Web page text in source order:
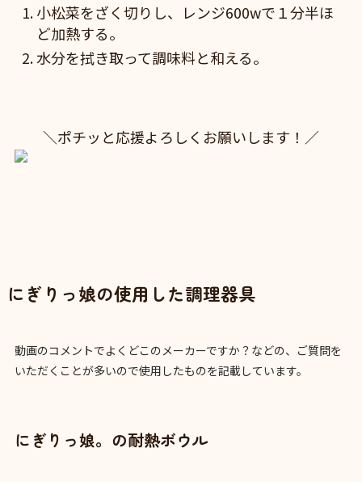
小松菜をざく切りし、レンジ600wで１分半ほ
ど加熱する。
水分を拭き取って調味料と和える。
＼ポチッと応援よろしくお願いします！／
にぎりっ娘の使用した調理器具
動画のコメントでよくどこのメーカーですか？などの、ご質問を
いただくことが多いので使用したものを記載しています。
にぎりっ娘。の耐熱ボウル